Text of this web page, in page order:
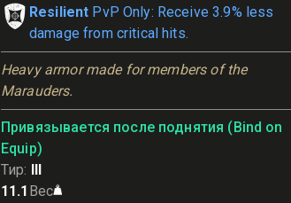
Resilient PvP Only: Receive 3.9% less
damage from critical hits.
Heavy armor made for members of the
Marauders.
Привязывается после поднятия (Bind on
Equip)
Тир: III
11.1 Вес